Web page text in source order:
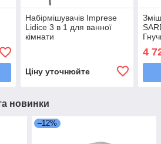
Набірмішувачів Imprese
Lidice 3 в 1 для ванної
кімнати
Ціну уточнюйте
з
4
новинки
–12%